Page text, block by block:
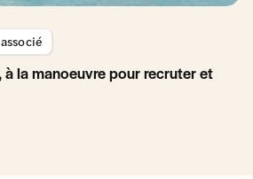
à la manoeuvre pour recruter et